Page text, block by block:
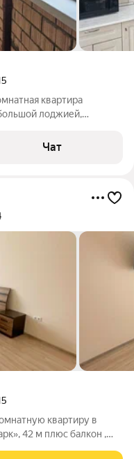
квартира
лоджией,
году. Дом находится в
Чат